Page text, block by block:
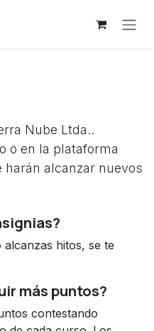
Nube Ltda..
o en la plataforma
harán alcanzar nuevos
hitos, se te
más puntos?
contestando